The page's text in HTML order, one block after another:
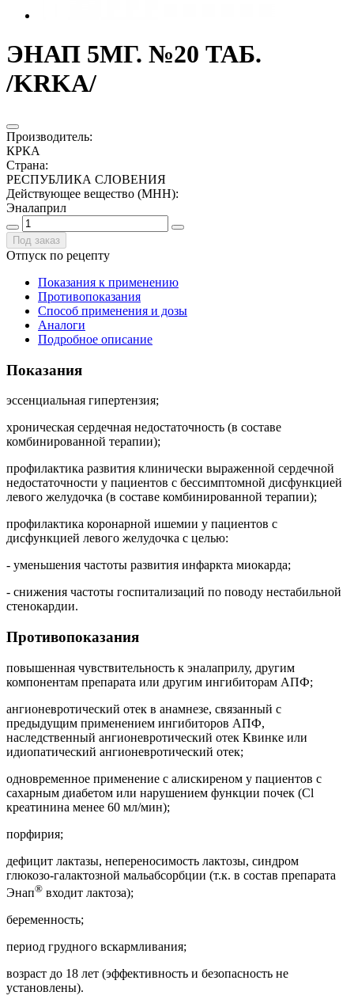
ЭНАП 5МГ. №20 ТАБ.
/KRKA/
Производитель:
КРКА
Страна:
РЕСПУБЛИКА СЛОВЕНИЯ
Действующее вещество (МНН):
Эналаприл
Под заказ
Отпуск по рецепту
Показания к применению
Противопоказания
Способ применения и дозы
Аналоги
Подробное описание
Показания
эссенциальная гипертензия;
хроническая сердечная недостаточность (в составе
комбинированной терапии);
профилактика развития клинически выраженной сердечной
недостаточности у пациентов с бессимптомной дисфункцией
левого желудочка (в составе комбинированной терапии);
профилактика коронарной ишемии у пациентов с
дисфункцией левого желудочка с целью:
- уменьшения частоты развития инфаркта миокарда;
- снижения частоты госпитализаций по поводу нестабильной
стенокардии.
Противопоказания
повышенная чувствительность к эналаприлу, другим
компонентам препарата или другим ингибиторам АПФ;
ангионевротический отек в анамнезе, связанный с
предыдущим применением ингибиторов АПФ,
наследственный ангионевротический отек Квинке или
идиопатический ангионевротический отек;
одновременное применение с алискиреном у пациентов с
сахарным диабетом или нарушением функции почек (Cl
креатинина менее 60 мл/мин);
порфирия;
дефицит лактазы, непереносимость лактозы, синдром
глюкозо-галактозной мальабсорбции (т.к. в состав препарата
Энап® входит лактоза);
беременность;
период грудного вскармливания;
возраст до 18 лет (эффективность и безопасность не
установлены).